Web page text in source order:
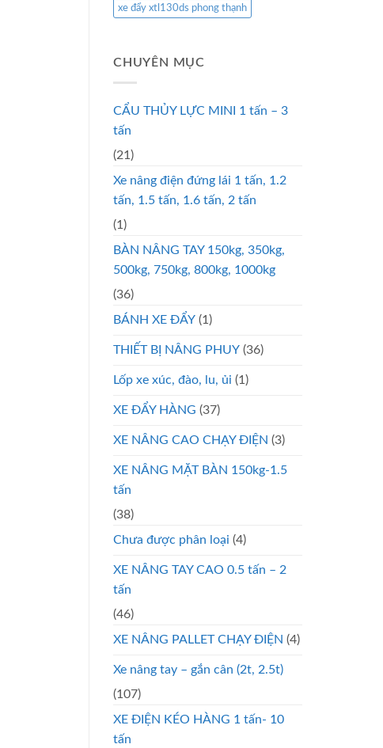
xe đẩy xtl130ds phong thạnh
CHUYÊN MỤC
CẨU THỦY LỰC MINI 1 tấn – 3
tấn
(21)
Xe nâng điện đứng lái 1 tấn, 1.2
tấn, 1.5 tấn, 1.6 tấn, 2 tấn
(1)
BÀN NÂNG TAY 150kg, 350kg,
500kg, 750kg, 800kg, 1000kg
(36)
BÁNH XE ĐẨY (1)
THIẾT BỊ NÂNG PHUY (36)
Lốp xe xúc, đào, lu, ủi (1)
XE ĐẨY HÀNG (37)
XE NÂNG CAO CHẠY ĐIỆN (3)
XE NÂNG MẶT BÀN 150kg-1.5
tấn
(38)
Chưa được phân loại (4)
XE NÂNG TAY CAO 0.5 tấn – 2
tấn
(46)
XE NÂNG PALLET CHẠY ĐIỆN (4)
Xe nâng tay – gắn cân (2t, 2.5t)
(107)
XE ĐIỆN KÉO HÀNG 1 tấn- 10
tấn